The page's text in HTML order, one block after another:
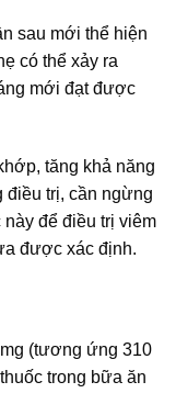
sau mới thể hiện
có thể xảy ra
mới đạt được
tăng khả năng
điều trị, cần ngừng
để điều trị viêm
được xác định.
(tương ứng 310
trong bữa ăn